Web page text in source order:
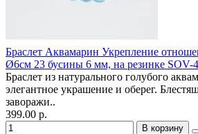
Браслет Аквамарин Укрепление
Ø6см 23 бусины 6 мм, на резинке SOV-
Браслет из натурального голубого
элегантное украшение и оберег.
заворажи..
399.00 р.
В корзину